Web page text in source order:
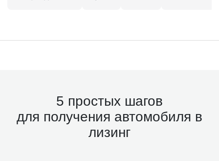
5 простых шагов
для получения автомобиля в
лизинг